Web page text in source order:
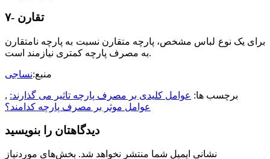
۷- تقارن
برای یک نوع لباس مشخص، پارچه متقارن نسبت به پارچه نامتقارن
به مصرف پارچه کمتری نیازمند است.
منبع:نساجی
برچسب ها: عوامل کلیدی بر مصرف پارچه تاثیر می گذارند: ,
عوامل موثر بر مصرف پارچه کدامند؟
دیدگاهتان را بنویسید
نشانی ایمیل شما منتشر نخواهد شد. بخش‌های موردنیاز